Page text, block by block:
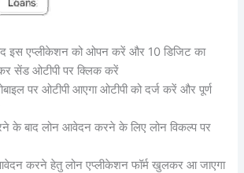
इस एप्लीकेशन को ओपन करें और 10 डिजिट का
कर सेंड ओटीपी पर क्लिक करें
पर ओटीपी आएगा ओटीपी को दर्ज करें और पूर्ण
के बाद लोन आवेदन करने के लिए लोन विकल्प पर
करने हेतु लोन एप्लीकेशन फॉर्म खुलकर आ जाएगा